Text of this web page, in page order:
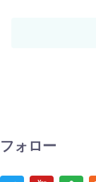
フォロー